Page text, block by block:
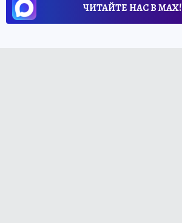
ЧИТАЙТЕ НАС В МАХ!